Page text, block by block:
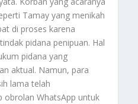
Tamay yang menikah
di proses karena
pidana penipuan. Hal
pidana yang
aktual. Namun, para
lama telah
obrolan WhatsApp untuk